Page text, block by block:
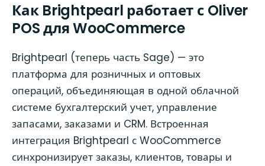
Как Brightpearl работает с Oliver
POS для WooCommerce
Brightpearl (теперь часть Sage) — это
платформа для розничных и оптовых
операций, объединяющая в одной облачной
системе бухгалтерский учет, управление
запасами, заказами и CRM. Встроенная
интеграция Brightpearl с WooCommerce
синхронизирует заказы, клиентов, товары и